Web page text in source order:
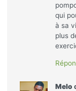
qui
à sa
plus
Melo